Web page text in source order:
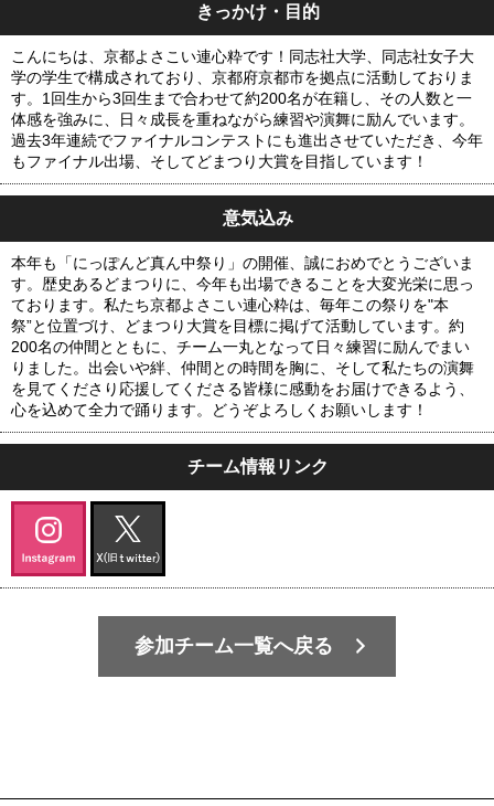
きっかけ・目的
こんにちは、京都よさこい連心粋です！同志社大学、同志社女子大
学の学生で構成されており、京都府京都市を拠点に活動しておりま
す。1回生から3回生まで合わせて約200名が在籍し、その人数と一
体感を強みに、日々成長を重ねながら練習や演舞に励んでいます。
過去3年連続でファイナルコンテストにも進出させていただき、今年
もファイナル出場、そしてどまつり大賞を目指しています！
意気込み
本年も「にっぽんど真ん中祭り」の開催、誠におめでとうございま
す。歴史あるどまつりに、今年も出場できることを大変光栄に思っ
ております。私たち京都よさこい連心粋は、毎年この祭りを"本
祭”と位置づけ、どまつり大賞を目標に掲げて活動しています。約
200名の仲間とともに、チーム一丸となって日々練習に励んでまい
りました。出会いや絆、仲間との時間を胸に、そして私たちの演舞
を見てくださり応援してくださる皆様に感動をお届けできるよう、
心を込めて全力で踊ります。どうぞよろしくお願いします！
チーム情報リンク
参加チーム一覧へ戻る